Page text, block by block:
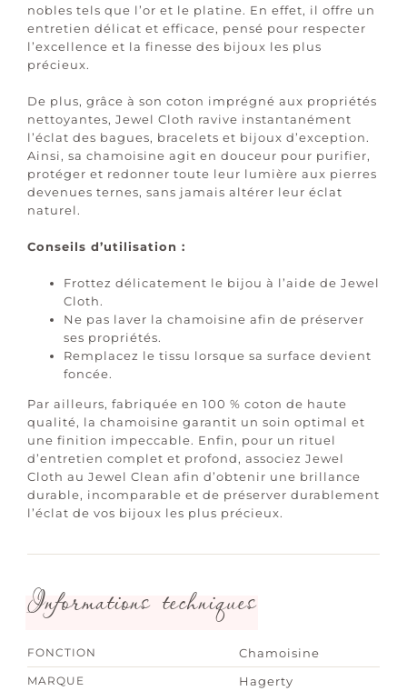
nobles tels que l’or et le platine. En effet, il offre un
entretien délicat et efficace, pensé pour respecter
l’excellence et la finesse des bijoux les plus
précieux.
De plus, grâce à son coton imprégné aux propriétés
nettoyantes, Jewel Cloth ravive instantanément
l’éclat des bagues, bracelets et bijoux d’exception.
Ainsi, sa chamoisine agit en douceur pour purifier,
protéger et redonner toute leur lumière aux pierres
devenues ternes, sans jamais altérer leur éclat
naturel.
Conseils d’utilisation :
Frottez délicatement le bijou à l’aide de Jewel
Cloth.
Ne pas laver la chamoisine afin de préserver
ses propriétés.
Remplacez le tissu lorsque sa surface devient
foncée.
Par ailleurs, fabriquée en 100 % coton de haute
qualité, la chamoisine garantit un soin optimal et
une finition impeccable. Enfin, pour un rituel
d’entretien complet et profond, associez Jewel
Cloth au Jewel Clean afin d’obtenir une brillance
durable, incomparable et de préserver durablement
l’éclat de vos bijoux les plus précieux.
Informations techniques
FONCTION Chamoisine
MARQUE Hagerty